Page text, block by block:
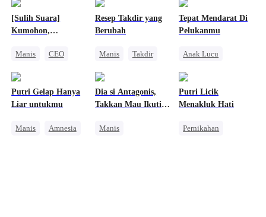
[Sulih Suara]
Kumohon,
Manis
CEO
Resep Takdir yang
Berubah
Manis
Takdir
Cinta Diam-diam Jadi Kenyataan
Tepat Mendarat Di
Pelukanmu
Anak Lucu
CEO
Putri Gelap Hanya
Liar untukmu
Manis
Amnesia
Dia si Antagonis,
Takkan Mau Ikuti
Manis
Putri Licik
Menakluk Hati
Pernikahan